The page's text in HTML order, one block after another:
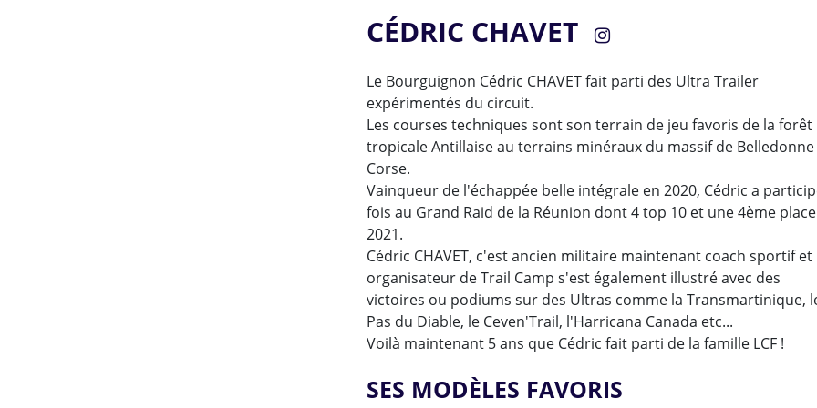
CÉDRIC CHAVET
Le Bourguignon Cédric CHAVET fait parti des Ultra Trailer
expérimentés du circuit.
Les courses techniques sont son terrain de jeu favoris de la forêt
tropicale Antillaise au terrains minéraux du massif de
Corse.
Vainqueur de l'échappée belle intégrale en 2020, Cédric a
fois au Grand Raid de la Réunion dont 4 top 10 et une 4ème
2021.
Cédric CHAVET, c'est ancien militaire maintenant coach sportif et
organisateur de Trail Camp s'est également illustré avec des
victoires ou podiums sur des Ultras comme la Transmartinique,
Pas du Diable, le Ceven'Trail, l'Harricana Canada etc...
Voilà maintenant 5 ans que Cédric fait parti de la famille LCF !
SES MODÈLES FAVORIS